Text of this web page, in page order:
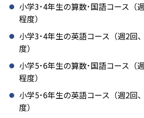
小学3･4年生の算数･国語コース（
程度）
小学3･4年生の英語コース（週2回
度）
小学5･6年生の算数･国語コース（
程度）
小学5･6年生の英語コース（週2回
度）